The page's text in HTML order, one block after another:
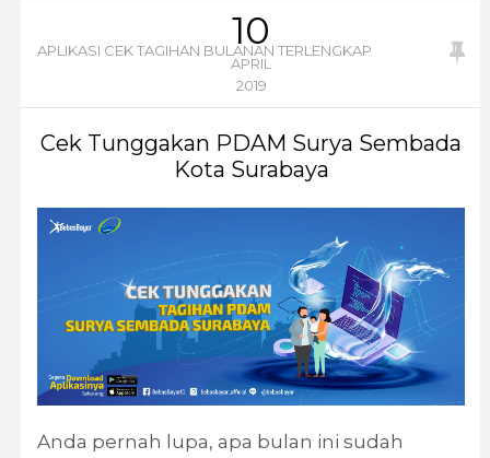
10
APRIL
2019
APLIKASI CEK TAGIHAN BULANAN TERLENGKAP
Cek Tunggakan PDAM Surya Sembada
Kota Surabaya
Anda pernah lupa, apa bulan ini sudah